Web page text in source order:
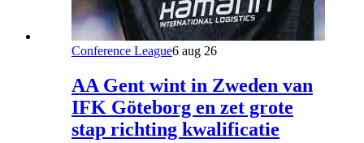
Conference League6 aug 26
AA Gent wint in Zweden van
IFK Göteborg en zet grote
stap richting kwalificatie